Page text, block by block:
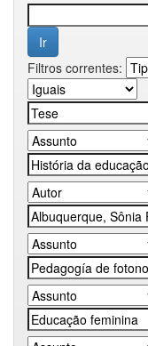
Filtros correntes: